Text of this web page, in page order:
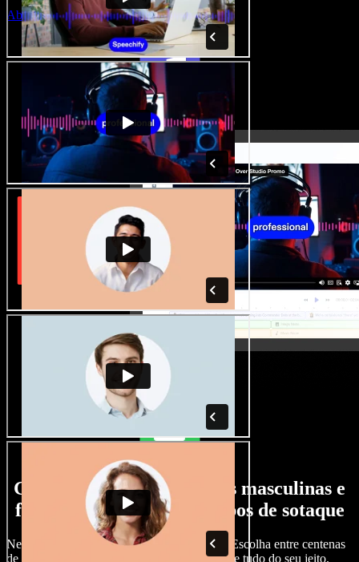
Abrir o Studio
Grande variedade de vozes masculinas e
femininas, com todos os tipos de sotaque
Nenhum projeto precisa soar igual ao outro. Escolha entre centenas
de vozes com IA e sotaques diferentes e ajuste tudo do seu jeito.